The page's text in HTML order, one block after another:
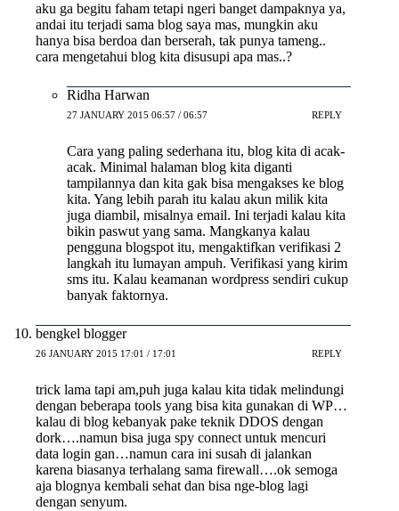
aku ga begitu faham tetapi ngeri banget dampaknya ya,
andai itu terjadi sama blog saya mas, mungkin aku
hanya bisa berdoa dan berserah, tak punya tameng..
cara mengetahui blog kita disusupi apa mas..?
Ridha Harwan
27 JANUARY 2015 06:57 / 06:57 REPLY
Cara yang paling sederhana itu, blog kita di acak-
acak. Minimal halaman blog kita diganti
tampilannya dan kita gak bisa mengakses ke blog
kita. Yang lebih parah itu kalau akun milik kita
juga diambil, misalnya email. Ini terjadi kalau kita
bikin paswut yang sama. Mangkanya kalau
pengguna blogspot itu, mengaktifkan verifikasi 2
langkah itu lumayan ampuh. Verifikasi yang kirim
sms itu. Kalau keamanan wordpress sendiri cukup
banyak faktornya.
bengkel blogger
26 JANUARY 2015 17:01 / 17:01 REPLY
trick lama tapi am,puh juga kalau kita tidak melindungi
dengan beberapa tools yang bisa kita gunakan di WP…
kalau di blog kebanyak pake teknik DDOS dengan
dork….namun bisa juga spy connect untuk mencuri
data login gan…namun cara ini susah di jalankan
karena biasanya terhalang sama firewall….ok semoga
aja blognya kembali sehat dan bisa nge-blog lagi
dengan senyum.